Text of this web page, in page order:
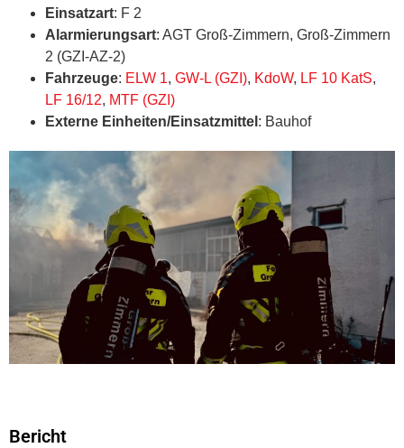
Einsatzart: F 2
Alarmierungsart: AGT Groß-Zimmern, Groß-Zimmern
2 (GZI-AZ-2)
Fahrzeuge: ELW 1, GW-L (GZI), KdoW, LF 10 KatS,
LF 16/12, MTF (GZI)
Externe Einheiten/Einsatzmittel : Bauhof
Bericht